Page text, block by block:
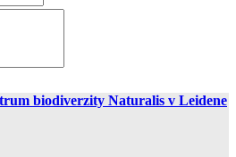
biodiverzity Naturalis v Leidene